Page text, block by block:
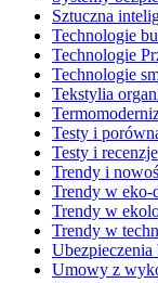
Sztuczna
Technologie
Technologie
Technologie
Tekstylia
Testy i
Testy i
Trendy i
Trendy w eko-
Trendy w
Trendy w
Umowy z